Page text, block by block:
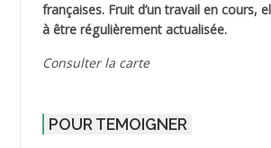
françaises. Fruit d’un travail en cours,
à être régulièrement actualisée.
Consulter la carte
POUR TEMOIGNER